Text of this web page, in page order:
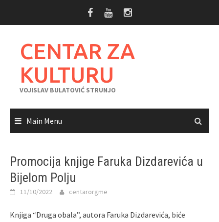
CENTAR ZA
KULTURU
VOJISLAV BULATOVIĆ STRUNJO
Main Menu
Promocija knjige Faruka Dizdarevića u
Bijelom Polju
11/10/2022 centarorgme
Knjiga “Druga obala”, autora Faruka Dizdarevića, biće